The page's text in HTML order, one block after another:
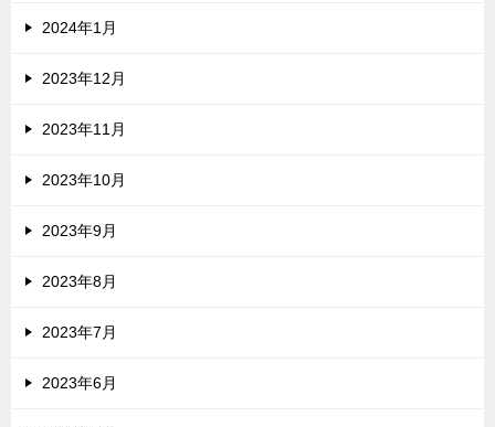
2024年1月
2023年12月
2023年11月
2023年10月
2023年9月
2023年8月
2023年7月
2023年6月